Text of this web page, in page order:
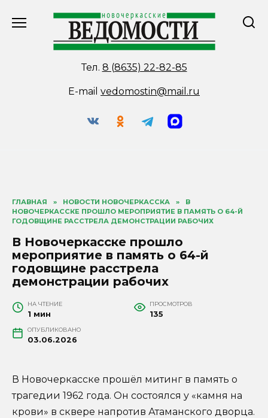
Тел. 8 (8635) 22-82-85
E-mail vedomostin@mail.ru
ГЛАВНАЯ » НОВОСТИ НОВОЧЕРКАССКА »
В
НОВОЧЕРКАССКЕ ПРОШЛО МЕРОПРИЯТИЕ В ПАМЯТЬ О 64-Й
ГОДОВЩИНЕ РАССТРЕЛА ДЕМОНСТРАЦИИ РАБОЧИХ
В Новочеркасске прошло
мероприятие в память о 64-й
годовщине расстрела
демонстрации рабочих
НА ЧТЕНИЕ
1 мин
ПРОСМОТРОВ
135
ОПУБЛИКОВАНО
03.06.2026
В Новочеркасске прошёл митинг в память о
трагедии 1962 года. Он состоялся у «камня на
крови» в сквере напротив Атаманского дворца.